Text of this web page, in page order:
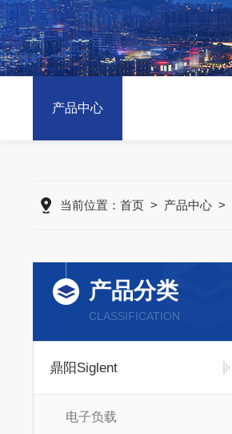
产品中心
当前位置： 首页> 产品中心>
产品分类
CLASSIFICATION
鼎阳Siglent
电子负载